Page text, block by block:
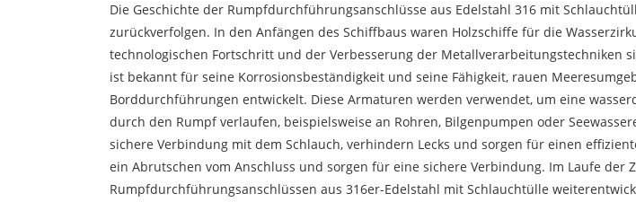
Die Geschichte der Rumpfdurchführungsanschlüsse aus Edelstahl 316 mit
zurückverfolgen. In den Anfängen des Schiffbaus waren Holzschiffe für die
technologischen Fortschritt und der Verbesserung der Metallverarbeitungstechniken
ist bekannt für seine Korrosionsbeständigkeit und seine Fähigkeit, rauen
Borddurchführungen entwickelt. Diese Armaturen werden verwendet, um eine
durch den Rumpf verlaufen, beispielsweise an Rohren, Bilgenpumpen oder
sichere Verbindung mit dem Schlauch, verhindern Lecks und sorgen für einen
ein Abrutschen vom Anschluss und sorgen für eine sichere Verbindung. Im Laufe der
Rumpfdurchführungsanschlüssen aus 316er-Edelstahl mit Schlauchtülle